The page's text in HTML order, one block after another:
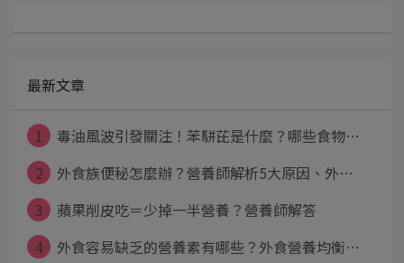
最新文章
1
毒油風波引發關注！苯駢芘是什麼？哪些食物⋯
2
外食族便秘怎麼辦？營養師解析5大原因、外⋯
3
蘋果削皮吃＝少掉一半營養？營養師解答
4
外食容易缺乏的營養素有哪些？外食營養均衡⋯